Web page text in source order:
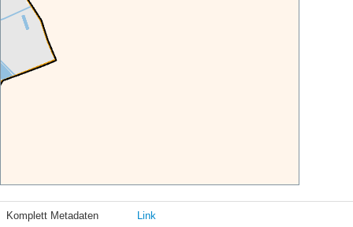
Komplett Metadaten Link